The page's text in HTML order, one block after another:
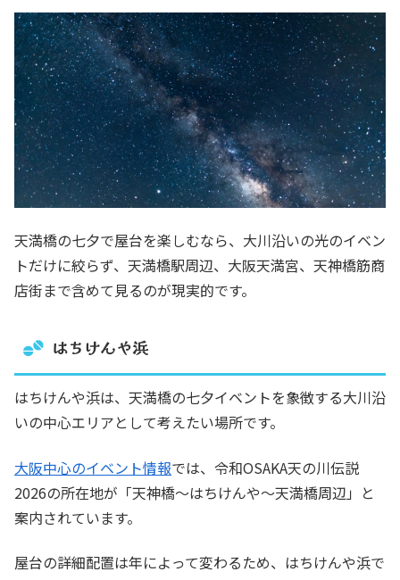
天満橋の七夕で屋台を楽しむなら、大川沿いの光のイベン
トだけに絞らず、天満橋駅周辺、大阪天満宮、天神橋筋商
店街まで含めて見るのが現実的です。
はちけんや浜
はちけんや浜は、天満橋の七夕イベントを象徴する大川沿
いの中心エリアとして考えたい場所です。
大阪中心のイベント情報では、令和OSAKA天の川伝説
2026の所在地が「天神橋〜はちけんや〜天満橋周辺」と
案内されています。
屋台の詳細配置は年によって変わるため、はちけんや浜で